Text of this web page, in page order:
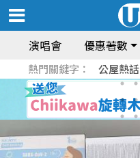
演唱會 優惠著數
熱門關鍵字： 公屋熱話